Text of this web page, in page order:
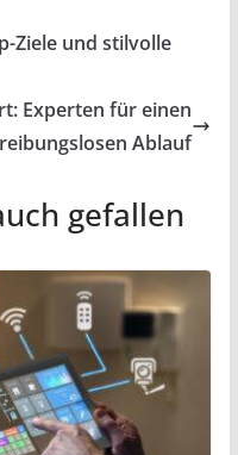
Ziele und stilvolle
Experten für einen
reibungslosen Ablauf
gefallen